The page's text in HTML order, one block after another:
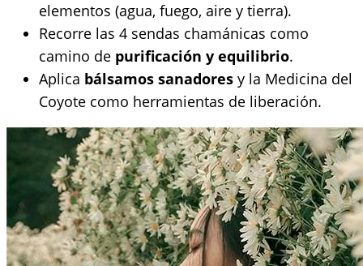
elementos (agua, fuego, aire y tierra).
Recorre las 4 sendas chamánicas como
camino de purificación y equilibrio.
Aplica bálsamos sanadores y la Medicina del
Coyote como herramientas de liberación.